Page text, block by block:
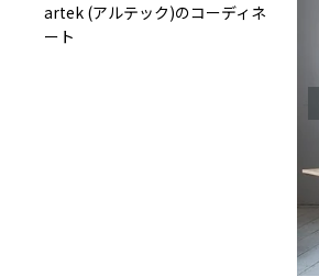
artek (アルテック)のコーディネ
ート